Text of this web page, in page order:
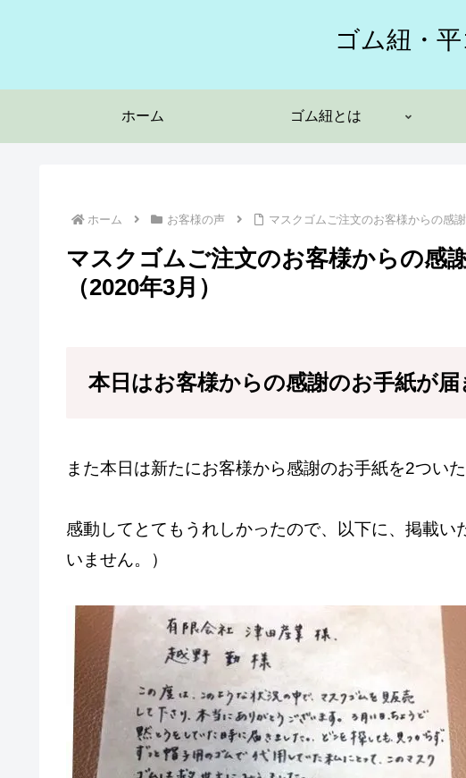
ゴム紐・
ホーム ゴム紐とは
ホーム お客様の声 マスクゴムご注文のお客様からの感
マスクゴムご注文のお客様からの感
（2020年3月）
本日はお客様からの感謝のお手紙が
また本日は新たにお客様から感謝のお手紙を2ついた
感動してとてもうれしかったので、以下に、掲載
いません。）